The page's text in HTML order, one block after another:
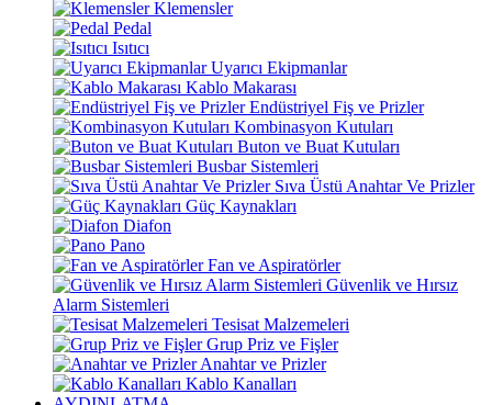
Klemensler
Pedal
Isıtıcı
Uyarıcı Ekipmanlar
Kablo Makarası
Endüstriyel Fiş ve Prizler
Kombinasyon Kutuları
Buton ve Buat Kutuları
Busbar Sistemleri
Sıva Üstü Anahtar Ve Prizler
Güç Kaynakları
Diafon
Pano
Fan ve Aspiratörler
Güvenlik ve Hırsız
Alarm Sistemleri
Tesisat Malzemeleri
Grup Priz ve Fişler
Anahtar ve Prizler
Kablo Kanalları